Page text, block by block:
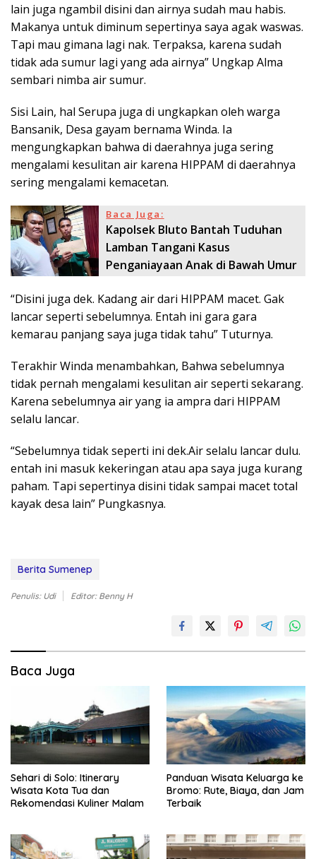
lain juga ngambil disini dan airnya sudah mau habis.
Makanya untuk diminum sepertinya saya agak waswas.
Tapi mau gimana lagi nak. Terpaksa, karena sudah
tidak ada sumur lagi yang ada airnya” Ungkap Alma
sembari nimba air sumur.
Sisi Lain, hal Serupa juga di ungkapkan oleh warga
Bansanik, Desa gayam bernama Winda. Ia
mengungkapkan bahwa di daerahnya juga sering
mengalami kesulitan air karena HIPPAM di daerahnya
sering mengalami kemacetan.
Baca Juga:
Kapolsek Bluto Bantah Tuduhan
Lamban Tangani Kasus
Penganiayaan Anak di Bawah Umur
“Disini juga dek. Kadang air dari HIPPAM macet. Gak
lancar seperti sebelumnya. Entah ini gara gara
kemarau panjang saya juga tidak tahu” Tuturnya.
Terakhir Winda menambahkan, Bahwa sebelumnya
tidak pernah mengalami kesulitan air seperti sekarang.
Karena sebelumnya air yang ia ampra dari HIPPAM
selalu lancar.
“Sebelumnya tidak seperti ini dek.Air selalu lancar dulu.
entah ini masuk kekeringan atau apa saya juga kurang
paham. Tapi sepertinya disini tidak sampai macet total
kayak desa lain” Pungkasnya.
Berita Sumenep
Penulis: Udi Editor: Benny H
Baca Juga
Sehari di Solo: Itinerary
Wisata Kota Tua dan
Rekomendasi Kuliner Malam
Panduan Wisata Keluarga ke
Bromo: Rute, Biaya, dan Jam
Terbaik